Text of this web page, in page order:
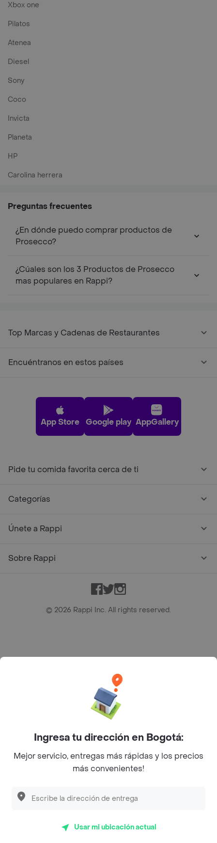
Xbox one
Pilatos
Atenea
Diesel
Sony
Coco
Invicta
Planeta
HP
Carolina herrera
Preguntas frecuentes
¿En dónde puedo comprar productos de
Prosecco?
¿Cúales son los 3 Productos de Prosecco
mas populares en Rappi?
Top Marcas y Cadenas de Restaurantes
Encuéntranos en estos países
App Store Google play AppGallery
Pide tu comida favorita cerca de ti
Categorías
Únete a Rappi
Sobre Rappi
Facebook
TwitterInstagram
© 2026 Rappi Inc. All rights reserved.
Bogotá D.C. --- notificacionesrappi@rappi.com
Ingresa tu dirección en Bogotá:
Mejor servicio, entregas más rápidas y los precios
más convenientes!
Usar mi ubicación actual